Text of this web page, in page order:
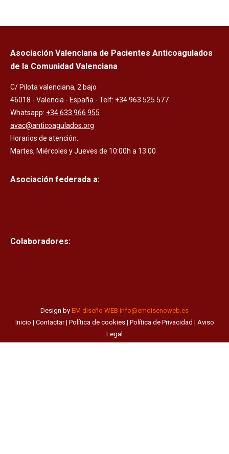
Asociación Valenciana de Pacientes Anticoagulados
de la Comunidad Valenciana
C/ Pilota valenciana, 2 bajo
46018 - Valencia - España - Telf: +34 963 525 577
Whatsapp: +34 633 966 955
avac@anticoagulados.org
Horarios de atención:
Martes, Miércoles y Jueves de 10:00h a 13:00
Asociación federada a:
Colaboradores:
Design by EM diseño WEB info@emdisenoweb.es
Inicio | Contactar| Política de cookies| Política de Privacidad | Aviso
Legal